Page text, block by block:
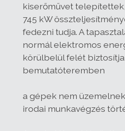
kiserőművet
745 kW
fedezni tudja. A
normál elektromos
körülbelül felét biztosítja
bemutatóteremben
a gépek nem
irodai munkavégzés